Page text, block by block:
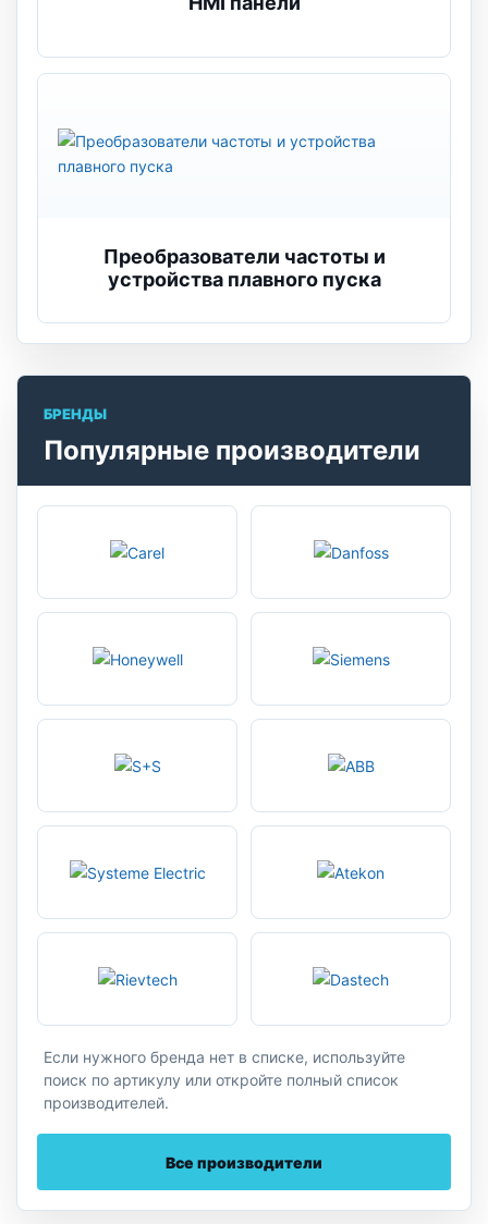
Преобразователи частоты и
устройства плавного пуска
БРЕНДЫ
Популярные производители
Если нужного бренда нет в списке, используйте
поиск по артикулу или откройте полный список
производителей.
Все производители